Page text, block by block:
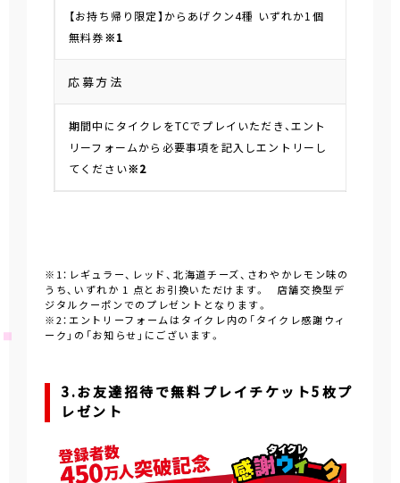
【お持ち帰り限定】からあげクン4種 いずれか1個
無料券※1
応募方法
期間中にタイクレをTCでプレイいただき、エント
リーフォームから必要事項を記入しエントリーし
てください※2
※1：レギュラー、レッド、北海道チーズ、さわやかレモン味の
うち、いずれか 1 点とお引換いただけます。 店舗交換型デ
ジタルクーポンでのプレゼントとなります。
※2：エントリーフォームはタイクレ内の「タイクレ感謝ウィ
ーク」の「お知らせ」にございます。
3.お友達招待で無料プレイチケット5枚プ
レゼント